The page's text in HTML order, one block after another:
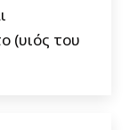
(υιός του